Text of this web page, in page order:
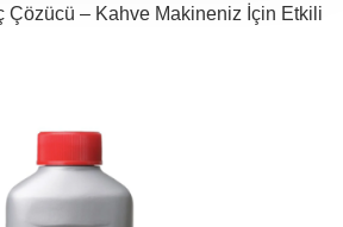
Çözücü – Kahve Makineniz İçin Etkili